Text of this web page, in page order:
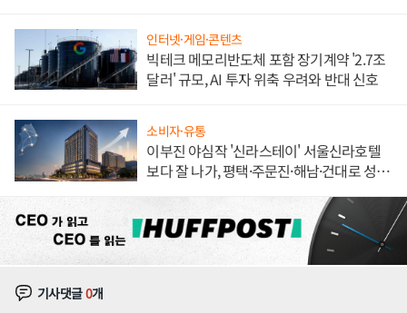
인터넷·게임·콘텐츠
빅테크 메모리반도체 포함 장기계약 '2.7조
달러' 규모, AI 투자 위축 우려와 반대 신호
소비자·유통
이부진 야심작 '신라스테이' 서울신라호텔
보다 잘 나가, 평택·주문진·해남·건대로 성
기사댓글0개